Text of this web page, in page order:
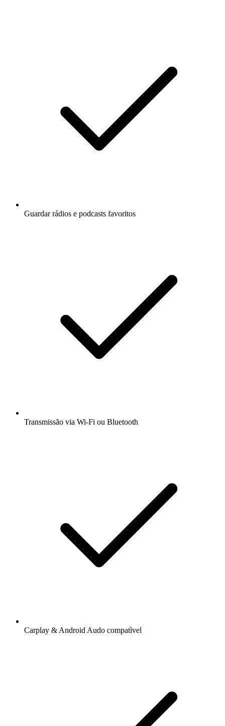
Guardar rádios e podcasts favoritos
Transmissão via Wi-Fi ou Bluetooth
Carplay & Android Audo compatìvel